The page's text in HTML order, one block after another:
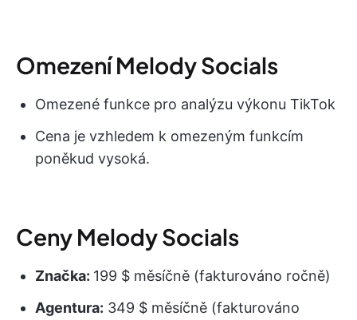
Omezení Melody Socials
Omezené funkce pro analýzu výkonu TikTok
Cena je vzhledem k omezeným funkcím
poněkud vysoká.
Ceny Melody Socials
Značka: 199 $ měsíčně (fakturováno ročně)
Agentura: 349 $ měsíčně (fakturováno